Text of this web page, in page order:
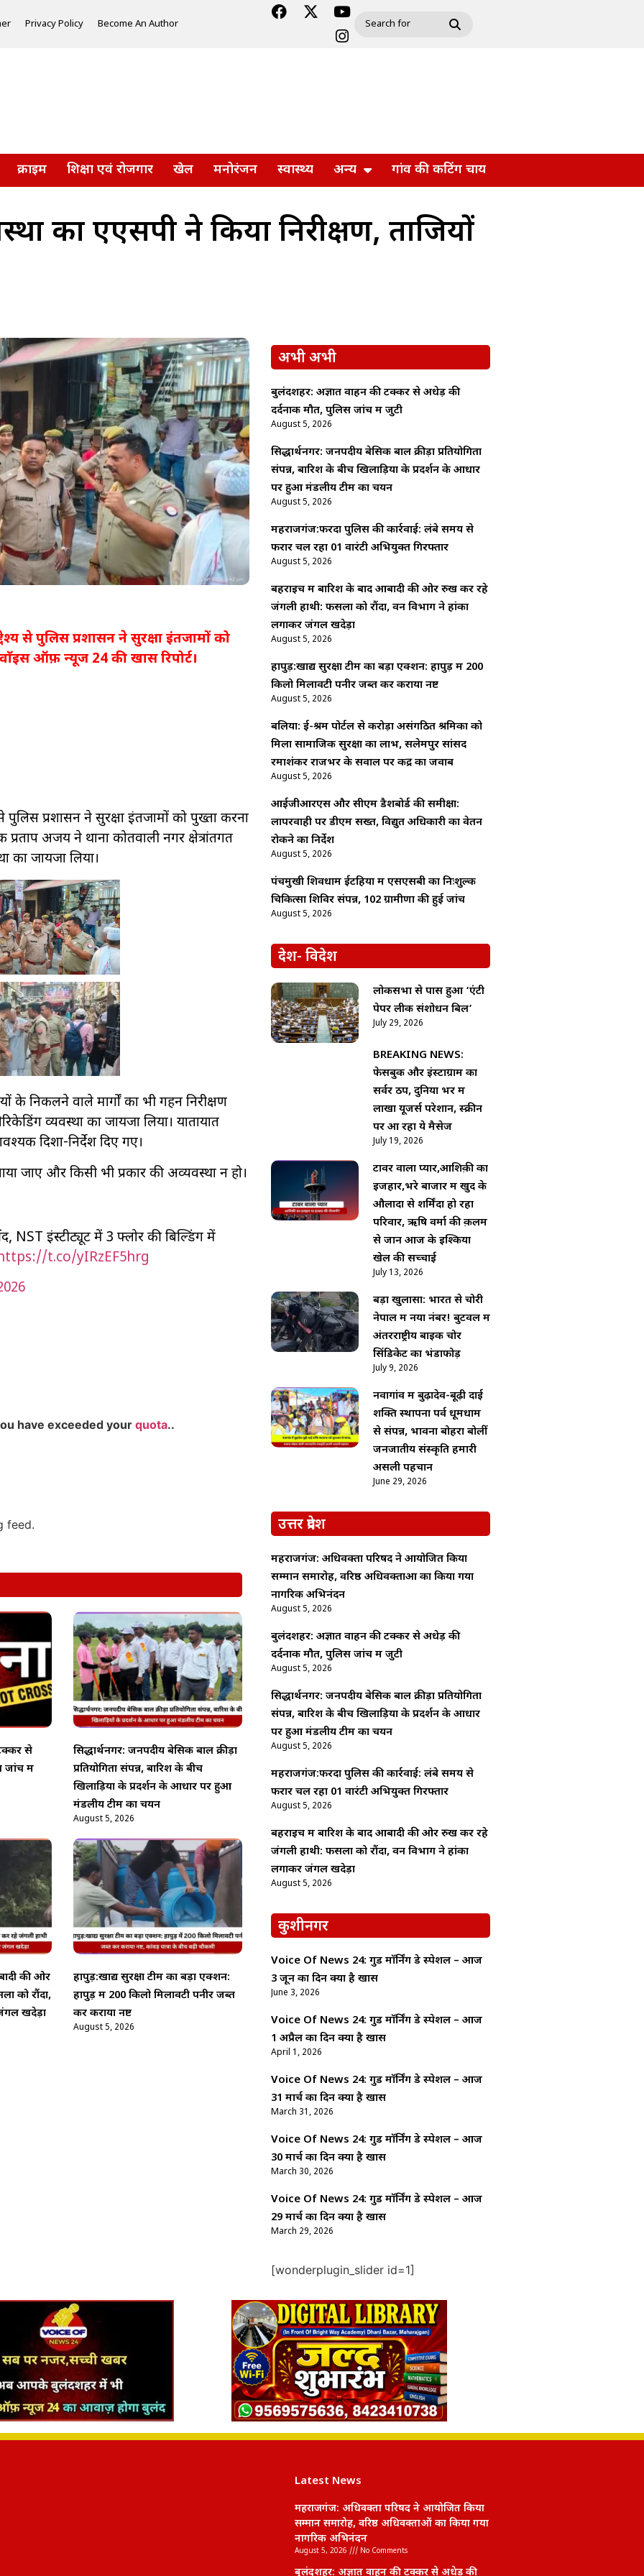
Privacy Policy Become An Author
क्राइम शिक्षा एवं रोजगार खेल मनोरंजन स्वास्थ्य अन्य गांव की कटिंग चाय
का एएसपी ने किया निरीक्षण, ताजियों
से पुलिस प्रशासन ने सुरक्षा इंतजामों को
ऑफ़ न्यूज 24 की खास रिपोर्ट।
पुलिस प्रशासन ने सुरक्षा इंतजामों को पुख्ता करना
अजय ने थाना कोतवाली नगर क्षेत्रांतर्गत
का जायजा लिया।
के निकलने वाले मार्गों का भी गहन निरीक्षण
व्यवस्था का जायजा लिया। यातायात
दिशा-निर्देश दिए गए।
जाए और किसी भी प्रकार की अव्यवस्था न हो।
NST इंस्टीट्यूट में 3 फ्लोर की बिल्डिंग में
t.co/yIRzEF5hrg
have exceeded your quota..
feed.
से
जांच में
सिद्धार्थनगर: जनपदीय बेसिक बाल क्रीड़ा
प्रतियोगिता संपन्न, बारिश के बीच
खिलाड़ियों के प्रदर्शन के आधार पर हुआ
मंडलीय टीम का चयन
August 5, 2026
की ओर
को रौंदा,
खदेड़ा
हापुड़:खाद्य सुरक्षा टीम का बड़ा एक्शन:
हापुड़ में 200 किलो मिलावटी पनीर जब्त
कर कराया नष्ट
August 5, 2026
अभी अभी
बुलंदशहर: अज्ञात वाहन की टक्कर से अधेड़ की
दर्दनाक मौत, पुलिस जांच में जुटी
August 5, 2026
सिद्धार्थनगर: जनपदीय बेसिक बाल क्रीड़ा प्रतियोगिता
संपन्न, बारिश के बीच खिलाड़ियों के प्रदर्शन के आधार
पर हुआ मंडलीय टीम का चयन
August 5, 2026
महराजगंज:फरेंदा पुलिस की कार्रवाई: लंबे समय से
फरार चल रहा 01 वारंटी अभियुक्त गिरफ्तार
August 5, 2026
बहराइच में बारिश के बाद आबादी की ओर रुख कर रहे
जंगली हाथी: फसलों को रौंदा, वन विभाग ने हांका
लगाकर जंगल खदेड़ा
August 5, 2026
हापुड़:खाद्य सुरक्षा टीम का बड़ा एक्शन: हापुड़ में 200
किलो मिलावटी पनीर जब्त कर कराया नष्ट
August 5, 2026
बलिया: ई-श्रम पोर्टल से करोड़ों असंगठित श्रमिकों को
मिला सामाजिक सुरक्षा का लाभ, सलेमपुर सांसद
रमाशंकर राजभर के सवाल पर केंद्र का जवाब
August 5, 2026
आईजीआरएस और सीएम डैशबोर्ड की समीक्षा:
लापरवाही पर डीएम सख्त, विद्युत अधिकारी का वेतन
रोकने का निर्देश
August 5, 2026
पंचमुखी शिवधाम ईटहिया में एसएसबी का निःशुल्क
चिकित्सा शिविर संपन्न, 102 ग्रामीणों की हुई जांच
August 5, 2026
देश- विदेश
लोकसभा से पास हुआ ‘एंटी
पेपर लीक संशोधन बिल’
July 29, 2026
BREAKING NEWS:
फेसबुक और इंस्टाग्राम का
सर्वर ठप, दुनिया भर में
लाखों यूजर्स परेशान, स्क्रीन
पर आ रहा ये मैसेज
July 19, 2026
टावर वाला प्यार,आशिक़ी का
इजहार,भरे बाजार में खुद के
औलादों से शर्मिंदा हो रहा
परिवार, ऋषि वर्मा की क़लम
से जानें आज के इश्किया
खेल की सच्चाई
July 13, 2026
बड़ा खुलासा: भारत से चोरी
नेपाल में नया नंबर! बुटवल में
अंतरराष्ट्रीय बाइक चोर
सिंडिकेट का भंडाफोड़
July 9, 2026
नवागांव में बुढ़ादेव-बूढ़ी दाई
शक्ति स्थापना पर्व धूमधाम
से संपन्न, भावना बोहरा बोलीं
जनजातीय संस्कृति हमारी
असली पहचान
June 29, 2026
उत्तर प्रदेश
महराजगंज: अधिवक्ता परिषद ने आयोजित किया
सम्मान समारोह, वरिष्ठ अधिवक्ताओं का किया गया
नागरिक अभिनंदन
August 5, 2026
बुलंदशहर: अज्ञात वाहन की टक्कर से अधेड़ की
दर्दनाक मौत, पुलिस जांच में जुटी
August 5, 2026
सिद्धार्थनगर: जनपदीय बेसिक बाल क्रीड़ा प्रतियोगिता
संपन्न, बारिश के बीच खिलाड़ियों के प्रदर्शन के आधार
पर हुआ मंडलीय टीम का चयन
August 5, 2026
महराजगंज:फरेंदा पुलिस की कार्रवाई: लंबे समय से
फरार चल रहा 01 वारंटी अभियुक्त गिरफ्तार
August 5, 2026
बहराइच में बारिश के बाद आबादी की ओर रुख कर रहे
जंगली हाथी: फसलों को रौंदा, वन विभाग ने हांका
लगाकर जंगल खदेड़ा
August 5, 2026
कुशीनगर
Voice Of News 24: गुड माॅर्निंग डे स्पेशल – आज
3 जून का दिन क्यों है खास
June 3, 2026
Voice Of News 24: गुड माॅर्निंग डे स्पेशल – आज
1 अप्रैल का दिन क्यों है खास
April 1, 2026
Voice Of News 24: गुड माॅर्निंग डे स्पेशल – आज
31 मार्च का दिन क्यों है खास
March 31, 2026
Voice Of News 24: गुड माॅर्निंग डे स्पेशल – आज
30 मार्च का दिन क्यों है खास
March 30, 2026
Voice Of News 24: गुड माॅर्निंग डे स्पेशल – आज
29 मार्च का दिन क्यों है खास
March 29, 2026
[wonderplugin_slider id=1]
Latest News
महराजगंज: अधिवक्ता परिषद ने आयोजित किया
सम्मान समारोह, वरिष्ठ अधिवक्ताओं का किया गया
नागरिक अभिनंदन
August 5, 2026 No Comments
बुलंदशहर: अज्ञात वाहन की टक्कर से अधेड़ की